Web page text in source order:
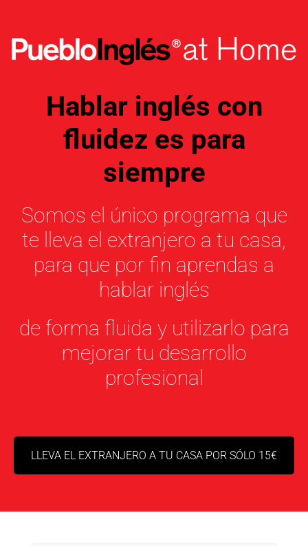
Hablar inglés con
fluidez es para
siempre
Somos el único programa que
te lleva el extranjero a tu casa,
para que por fin aprendas a
hablar inglés
de forma fluida y utilizarlo para
mejorar tu desarrollo
profesional
LLEVA EL EXTRANJERO A TU CASA POR SÓLO 15€